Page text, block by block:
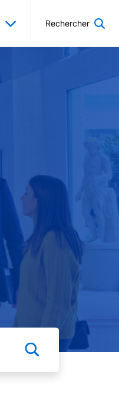
Rechercher